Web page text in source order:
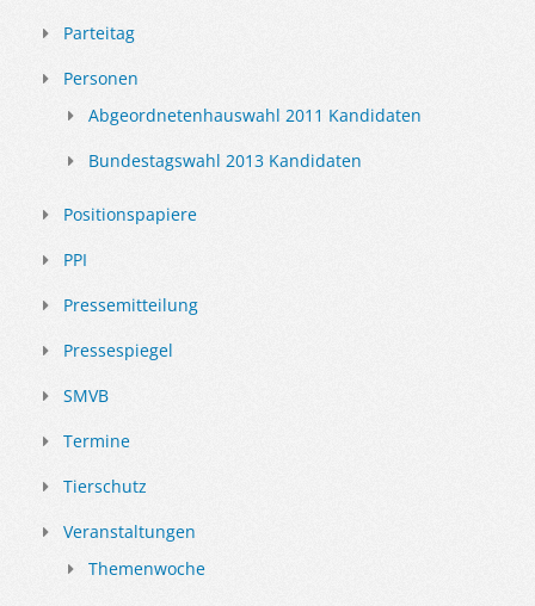
Parteitag
Personen
Abgeordnetenhauswahl 2011 Kandidaten
Bundestagswahl 2013 Kandidaten
Positionspapiere
PPI
Pressemitteilung
Pressespiegel
SMVB
Termine
Tierschutz
Veranstaltungen
Themenwoche